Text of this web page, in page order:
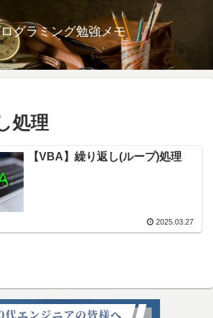
グラミング勉強メモ
処理
【VBA】繰り返し(ループ)処理
2025.03.27